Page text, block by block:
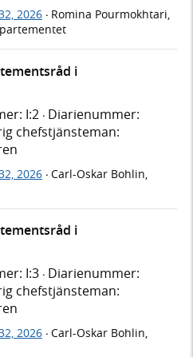
2026 · Romina Pourmokhtari,
i
I:2 · Diarienummer:
chefstjänsteman:
2026 · Carl-Oskar Bohlin,
i
I:3 · Diarienummer:
chefstjänsteman:
2026 · Carl-Oskar Bohlin,